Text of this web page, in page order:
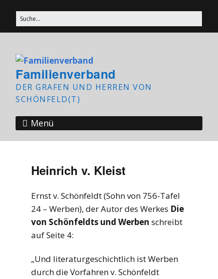
Familienverband
DER GRAFEN UND HERREN VON
SCHÖNFELD(T)
Menü
Heinrich v. Kleist
Ernst v. Schönfeldt (Sohn von 756-Tafel
24 – Werben), der Autor des Werkes Die
von Schönfeldts und Werben schreibt
auf Seite 4:
„Und literaturgeschichtlich ist Werben
durch die Vorfahren v. Schönfeldt